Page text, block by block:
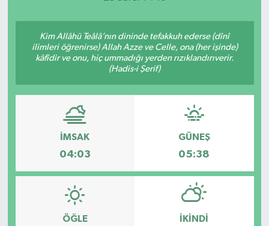
Kim Allâhü Teâlâ’nın dininde tefakkuh ederse (dînî
ilimleri öğrenirse) Allah Azze ve Celle, ona (her işinde)
kâfîdir ve onu, hiç ummadığı yerden rızıklandırıverir.
(Hadis-i Şerif)
İMSAK
04:03
GÜNEŞ
05:38
ÖĞLE İKINDI